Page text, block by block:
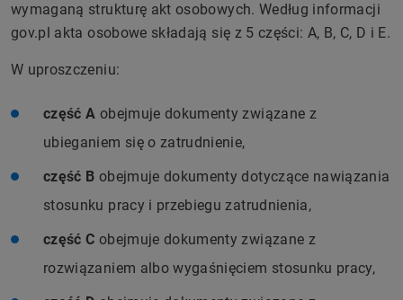
wymaganą strukturę akt osobowych. Według informacji
gov.pl akta osobowe składają się z 5 części: A, B, C, D i E.
W uproszczeniu:
część A obejmuje dokumenty związane z
ubieganiem się o zatrudnienie,
część B obejmuje dokumenty dotyczące nawiązania
stosunku pracy i przebiegu zatrudnienia,
część C obejmuje dokumenty związane z
rozwiązaniem albo wygaśnięciem stosunku pracy,